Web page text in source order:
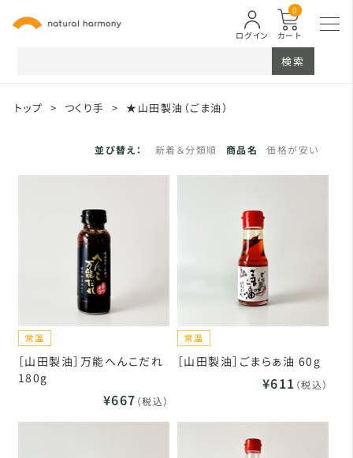
カート
0
ログイン
検索
トップ > つくり手 > ★山田製油（ごま油）
並び替え： 新着＆分類順 商品名 価格が安い
［山田製油］万能へんこだれ
180g
¥667 （税込）
［山田製油］ごまらぁ油 60g
¥611 （税込）